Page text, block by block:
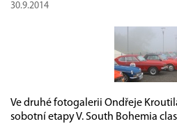
30.9.2014
Ve druhé fotogalerii Ondřeje
sobotní etapy V. South Bohemia